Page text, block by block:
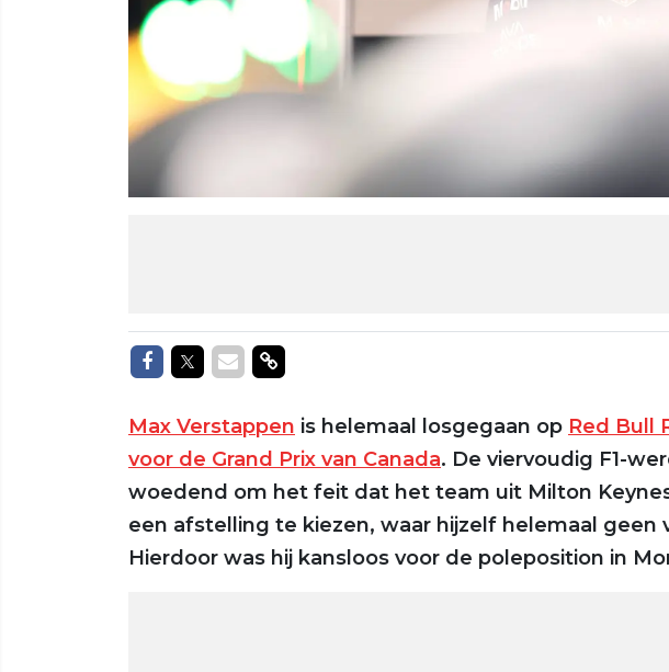
Delen op Facebook
Delen op Twitter
Delen via Mail
Delen via link
Max Verstappen is helemaal losgegaan op Red Bull
voor de Grand Prix van Canada. De viervoudig F1-
woedend om het feit dat het team uit Milton
een afstelling te kiezen, waar hijzelf helemaal geen
Hierdoor was hij kansloos voor de poleposition in